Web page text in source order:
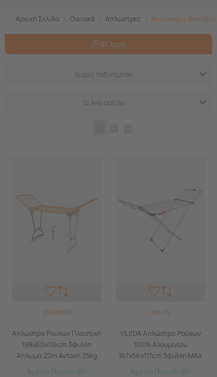
Αρχική Σελίδα Οικιακά Απλώστρες Απλώστρες δαπέδου
Φίλτρα
Χωρίς ταξινόμηση
12 Ανά σελίδα
236.80009
Απλώστρα Ρούχων Πλαστική
198x60x116cm 3φυλλη
Άπλωμα 22m Αντοχή 25kg
Βάρος 5kg Πορτοκαλί-Λευκό
Άμεση Παραλαβή
204.115
VILEDA Απλώστρα Ρούχων
100% Αλουμινίου
167x56x117cm 3φυλλη MAX
Άπλωμα 20m Βάρος 2.22kg
Άμεση Παραλαβή